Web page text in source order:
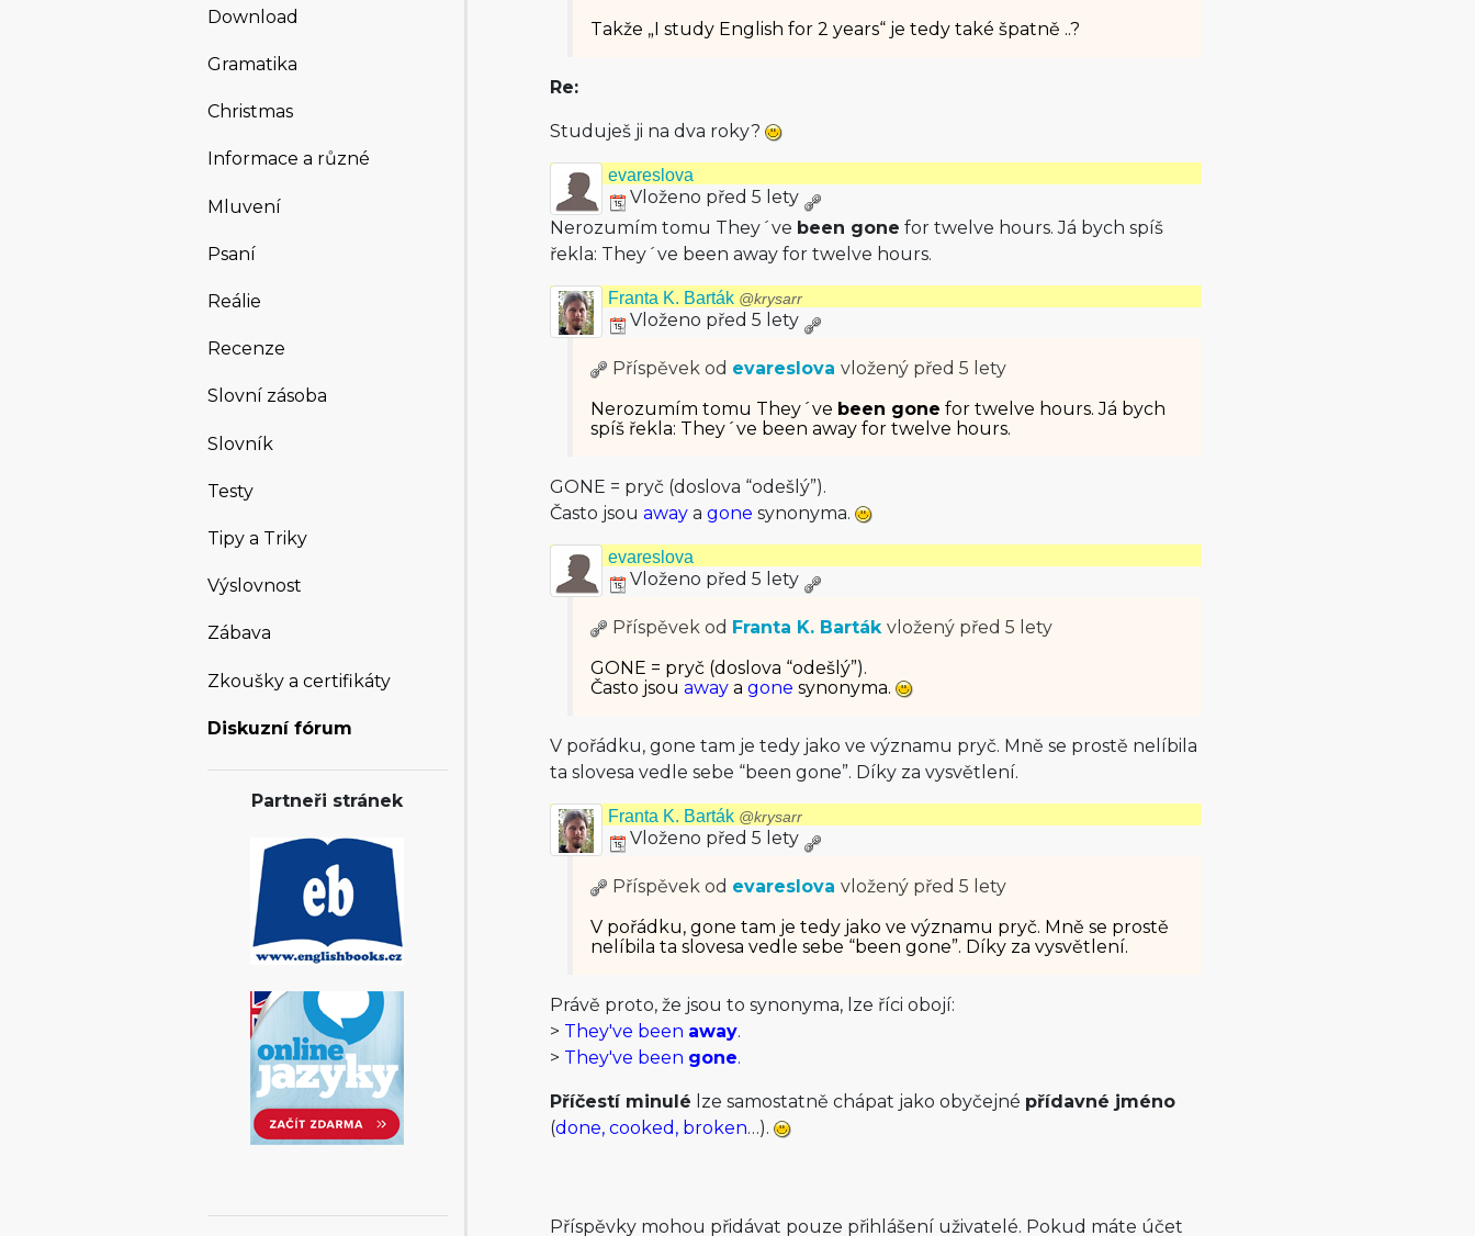
Download
Gramatika
Christmas
Informace a různé
Mluvení
Psaní
Reálie
Recenze
Slovní zásoba
Slovník
Testy
Tipy a Triky
Výslovnost
Zábava
Zkoušky a certifikáty
Diskuzní fórum
Partneři stránek
Takže „I study English for 2 years“ je tedy také špatně ..?
Re:
Studuješ ji na dva roky?
evareslova
Vloženo před 5 lety
Nerozumím tomu They´ve been gone for twelve hours. Já bych spíš
řekla: They´ve been away for twelve hours.
Franta K. Barták @krysarr
Vloženo před 5 lety
Příspěvek od evareslova vložený před 5 lety
Nerozumím tomu They´ve been gone for twelve hours. Já bych
spíš řekla: They´ve been away for twelve hours.
GONE = pryč (doslova “odešlý”).
Často jsou awaya gone synonyma.
evareslova
Vloženo před 5 lety
Příspěvek od Franta K. Barták vložený před 5 lety
GONE = pryč (doslova “odešlý”).
Často jsou awaya gone synonyma.
V pořádku, gone tam je tedy jako ve významu pryč. Mně se prostě nelíbila
ta slovesa vedle sebe “been gone”. Díky za vysvětlení.
Franta K. Barták @krysarr
Vloženo před 5 lety
Příspěvek od evareslova vložený před 5 lety
V pořádku, gone tam je tedy jako ve významu pryč. Mně se prostě
nelíbila ta slovesa vedle sebe “been gone”. Díky za vysvětlení.
Právě proto, že jsou to synonyma, lze říci obojí:
> They've been away.
> They've been gone.
Příčestí minulé lze samostatně chápat jako obyčejné přídavné jméno
(done, cooked, broken…).
Příspěvky mohou přidávat pouze přihlášení uživatelé. Pokud máte účet